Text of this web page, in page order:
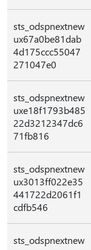
sts_odspnextnew
ux67a0be81dab
4d175ccc55047
271047e0
sts_odspnextnew
uxe18f1793b485
22d3212347dc6
71fb816
sts_odspnextnew
ux3013ff022e35
441722d2061f1
cdfb546
sts_odspnextnew